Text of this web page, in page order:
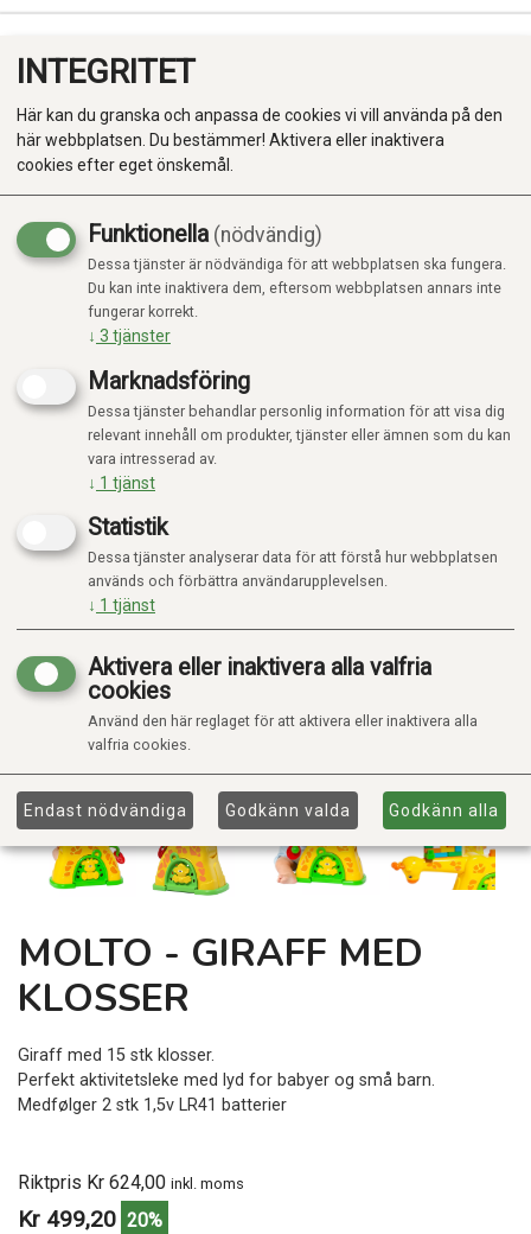
Produkter
Kategorier
Kampanj
MOLTO - GIRAFF MED
KLOSSER
Giraff med 15 stk klosser.
Perfekt aktivitetsleke med lyd for babyer og små barn.
Medfølger 2 stk 1,5v LR41 batterier
Riktpris Kr 624,00 inkl. moms
Kr 499,20 20%
INTEGRITET
Här kan du granska och anpassa de cookies vi vill använda på den
här webbplatsen. Du bestämmer! Aktivera eller inaktivera
cookies efter eget önskemål.
Funktionella (nödvändig)
Dessa tjänster är nödvändiga för att webbplatsen ska fungera.
Du kan inte inaktivera dem, eftersom webbplatsen annars inte
fungerar korrekt.
↓ 3 tjänster
Marknadsföring
Dessa tjänster behandlar personlig information för att visa dig
relevant innehåll om produkter, tjänster eller ämnen som du kan
vara intresserad av.
↓ 1 tjänst
Statistik
Dessa tjänster analyserar data för att förstå hur webbplatsen
används och förbättra användarupplevelsen.
↓ 1 tjänst
Aktivera eller inaktivera alla valfria
cookies
Använd den här reglaget för att aktivera eller inaktivera alla
valfria cookies.
Endast nödvändiga Godkänn valda Godkänn alla